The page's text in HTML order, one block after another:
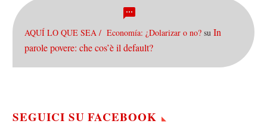
AQUÍ LO QUE SEA / Economía: ¿Dolarizar o no? su In
parole povere: che cos’è il default?
SEGUICI SU FACEBOOK